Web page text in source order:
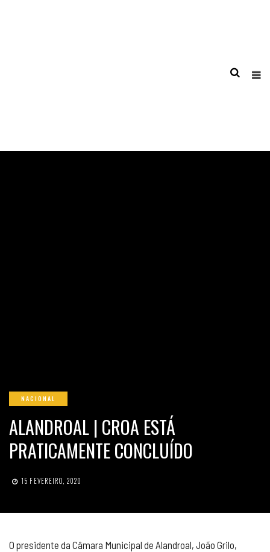
NACIONAL
ALANDROAL | CROA ESTÁ
PRATICAMENTE CONCLUÍDO
15 FEVEREIRO, 2020
O presidente da Câmara Municipal de Alandroal, João Grilo,